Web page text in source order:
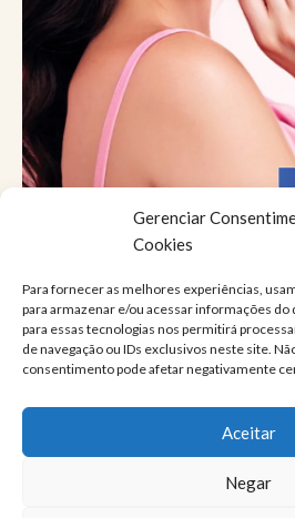
Gerenciar
Cookies
Para fornecer as melhores experiências,
para armazenar e/ou acessar informações
para essas tecnologias nos permitirá
de navegação ou IDs exclusivos neste site.
consentimento pode afetar negativamente
Aceitar
Negar
Catálogo
Você já conhece a versão
Lucy’s?
A Lucy’s foi feita pra
necessidades e desejos,
produtos que vão
Consulte nosso